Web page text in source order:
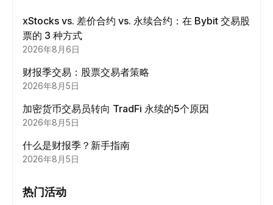
xStocks vs. 差价合约 vs. 永续合约：在 Bybit 交易股
票的 3 种方式
2026年8月6日
财报季交易：股票交易者策略
2026年8月5日
加密货币交易员转向 TradFi 永续的5个原因
2026年8月5日
什么是财报季？新手指南
2026年8月5日
热门活动